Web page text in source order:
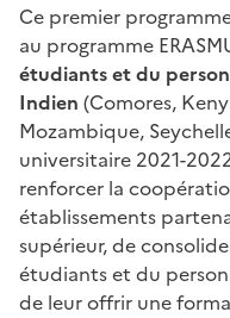
Ce premier
au programme
étudiants et du
Indien (Comores,
Mozambique,
universitaire 2021-
renforcer la
établissements
supérieur, de
étudiants et du
de leur offrir une